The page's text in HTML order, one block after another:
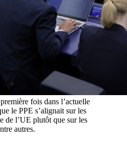
fois dans l’actuelle
le PPE s’alignait sur les
de l’UE plutôt que sur les
autres.